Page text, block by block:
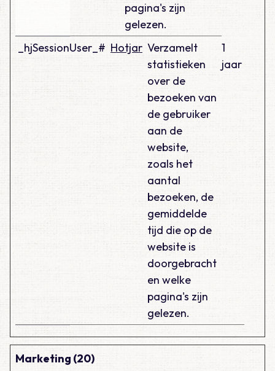
pagina's zijn
gelezen.
_hjSessionUser_# Hotjar Verzamelt
statistieken
over de
bezoeken van
de gebruiker
aan de
website,
zoals het
aantal
bezoeken, de
gemiddelde
tijd die op de
website is
doorgebracht
en welke
pagina's zijn
gelezen.
1
jaar
Marketing (20)